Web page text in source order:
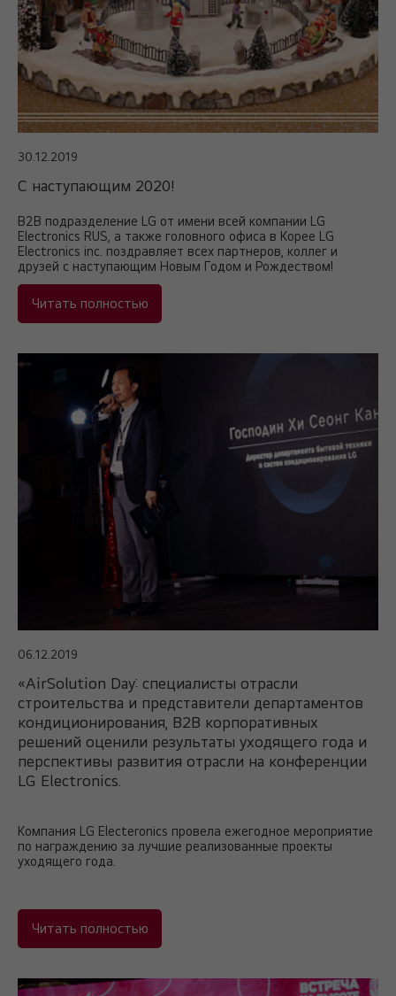
30.12.2019
С наступающим 2020!
B2B подразделение LG от имени всей компании LG
Electronics RUS, а также головного офиса в Корее LG
Electronics inc. поздравляет всех партнеров, коллег и
друзей с наступающим Новым Годом и Рождеством!
Читать полностью
06.12.2019
«AirSolution Day: специалисты отрасли
строительства и представители департаментов
кондиционирования, В2В корпоративных
решений оценили результаты уходящего года и
перспективы развития отрасли на конференции
LG Electronics.
Компания LG Electeronics провела ежегодное мероприятие
по награждению за лучшие реализованные проекты
уходящего года.
Читать полностью